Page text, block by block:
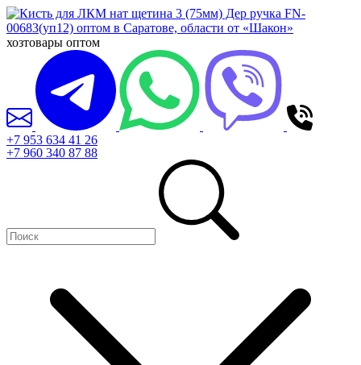
хозтовары оптом
+7 953 634 41 26
+7 960 340 87 88